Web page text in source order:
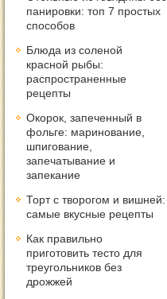
панировки: топ 7 простых
способов
Блюда из соленой
красной рыбы:
распространенные
рецепты
Окорок, запеченный в
фольге: маринование,
шпигование,
запечатывание и
запекание
Торт с творогом и вишней:
самые вкусные рецепты
Как правильно
приготовить тесто для
треугольников без
дрожжей